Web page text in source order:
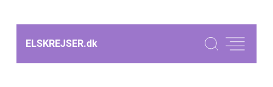
ELSKREJSER.dk